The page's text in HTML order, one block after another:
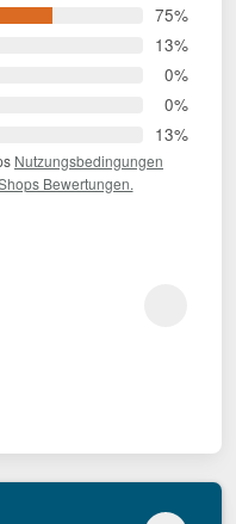
75%
13%
0%
0%
13%
Nutzungsbedingungen
Bewertungen.